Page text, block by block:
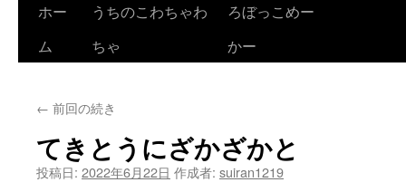
コ
ン
ツ
へ
ホー
ム
うちのこわちゃわ
ちゃ
ろぼっこめー
かー
← 前回の続き
てきとうにざかざかと
投稿日: 2022年6月22日 作成者: suiran1219